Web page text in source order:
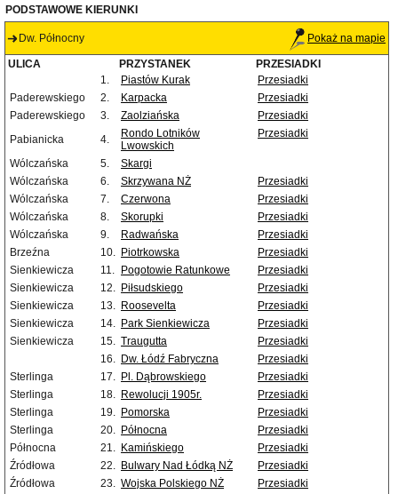
PODSTAWOWE KIERUNKI
Dw. Północny Pokaż na mapie
ULICA PRZYSTANEK
PRZESIADKI
1.
Piastów Kurak
Przesiadki
Paderewskiego
2. Karpacka
Przesiadki
Paderewskiego
3. Zaolziańska
Przesiadki
Pabianicka
4.
Rondo Lotników
Lwowskich
Przesiadki
Wólczańska 5.
Skargi
Wólczańska
6. Skrzywana NŻ
Przesiadki
Wólczańska
7. Czerwona
Przesiadki
Wólczańska
8. Skorupki
Przesiadki
Wólczańska
9. Radwańska
Przesiadki
Brzeźna
10. Piotrkowska
Przesiadki
Sienkiewicza
11. Pogotowie Ratunkowe
Przesiadki
Sienkiewicza
12. Piłsudskiego
Przesiadki
Sienkiewicza
13. Roosevelta
Przesiadki
Sienkiewicza
14. Park Sienkiewicza
Przesiadki
Sienkiewicza
15. Traugutta
Przesiadki
16. Dw. Łódź Fabryczna
Przesiadki
Sterlinga
17. Pl. Dąbrowskiego
Przesiadki
Sterlinga
18. Rewolucji 1905r.
Przesiadki
Sterlinga
19. Pomorska
Przesiadki
Sterlinga
20. Północna
Przesiadki
Północna
21. Kamińskiego
Przesiadki
Źródłowa
22. Bulwary Nad Łódką NŻ
Przesiadki
Źródłowa
23. Wojska Polskiego NŻ
Przesiadki